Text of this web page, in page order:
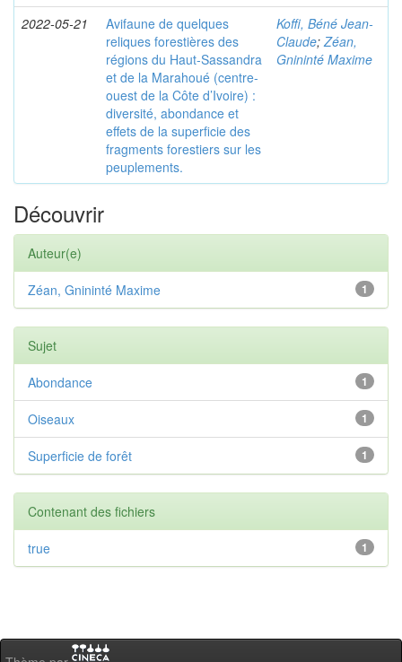
2022-05-21
Avifaune de quelques
reliques forestières des
régions du Haut-Sassandra
et de la Marahoué (centre-
ouest de la Côte d’Ivoire) :
diversité, abondance et
effets de la superficie des
fragments forestiers sur les
peuplements.
Koffi, Béné Jean-
Claude; Zéan,
Gnininté Maxime
Découvrir
Auteur(e)
1
Zéan, Gnininté Maxime
Sujet
1
Abondance
1
Oiseaux
1
Superficie de forêt
Contenant des fichiers
1
true